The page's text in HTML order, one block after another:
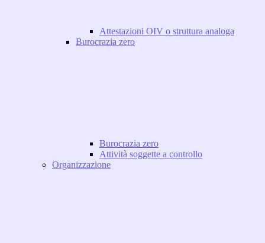
Attestazioni OIV o struttura analoga
Burocrazia zero
Burocrazia zero
Attività soggette a controllo
Organizzazione